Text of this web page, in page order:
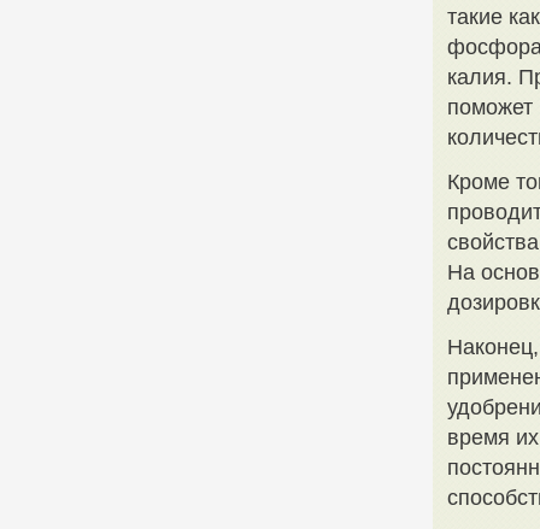
такие
калия.
поможет
Кроме
На
время